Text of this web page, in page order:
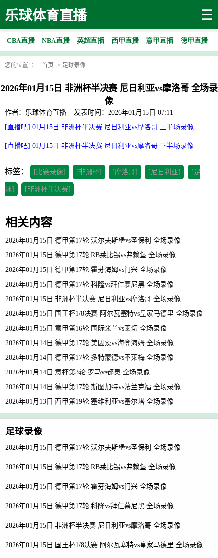
乐球体育直播 ☰
CBA直播 NBA直播 英超直播 西甲直播 意甲直播 德甲直播
您的位置 ： 首页 > 足球录像
2026年01月15日 非洲杯半决赛 尼日利亚vs摩洛哥 全场录
像
作者：乐球体育直播
发表时间：2026年01月15日 07:11
[直播吧] 01月15日 非洲杯半决赛 尼日利亚vs摩洛哥 上半场录像
[直播吧] 01月15日 非洲杯半决赛 尼日利亚vs摩洛哥 下半场录像
标签： [比赛录像] [非洲杯] [摩洛哥] [尼日利亚] [足
球] [非洲杯半决赛]
相关内容
2026年01月15日 德甲第17轮 沃尔夫斯堡vs圣保利 全场录像
2026年01月15日 德甲第17轮 RB莱比锡vs弗赖堡 全场录像
2026年01月15日 德甲第17轮 霍芬海姆vs门兴 全场录像
2026年01月15日 德甲第17轮 科隆vs拜仁慕尼黑 全场录像
2026年01月15日 非洲杯半决赛 尼日利亚vs摩洛哥 全场录像
2026年01月15日 国王杯1/8决赛 阿尔瓦塞特vs皇家马德里 全场录像
2026年01月15日 意甲第16轮 国际米兰vs莱切 全场录像
2026年01月14日 德甲第17轮 美因茨vs海登海姆 全场录像
2026年01月14日 德甲第17轮 多特蒙德vs不莱梅 全场录像
2026年01月14日 意杯第3轮 罗马vs都灵 全场录像
2026年01月14日 德甲第17轮 斯图加特vs法兰克福 全场录像
2026年01月13日 西甲第19轮 塞维利亚vs塞尔塔 全场录像
足球录像
2026年01月15日 德甲第17轮 沃尔夫斯堡vs圣保利 全场录像
2026年01月15日 德甲第17轮 RB莱比锡vs弗赖堡 全场录像
2026年01月15日 德甲第17轮 霍芬海姆vs门兴 全场录像
2026年01月15日 德甲第17轮 科隆vs拜仁慕尼黑 全场录像
2026年01月15日 非洲杯半决赛 尼日利亚vs摩洛哥 全场录像
2026年01月15日 国王杯1/8决赛 阿尔瓦塞特vs皇家马德里 全场录像